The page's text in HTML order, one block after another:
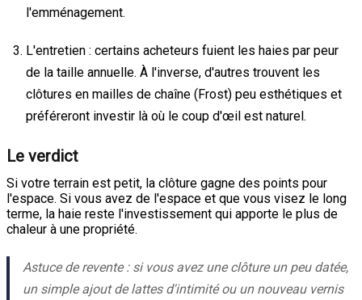
l'emménagement.
L'entretien : certains acheteurs fuient les haies par peur
de la taille annuelle. À l'inverse, d'autres trouvent les
clôtures en mailles de chaîne (Frost) peu esthétiques et
préféreront investir là où le coup d'œil est naturel.
Le verdict
Si votre terrain est petit, la clôture gagne des points pour
l'espace. Si vous avez de l'espace et que vous visez le long
terme, la haie reste l'investissement qui apporte le plus de
chaleur à une propriété.
Astuce de revente : si vous avez une clôture un peu datée,
un simple ajout de lattes d'intimité ou un nouveau vernis